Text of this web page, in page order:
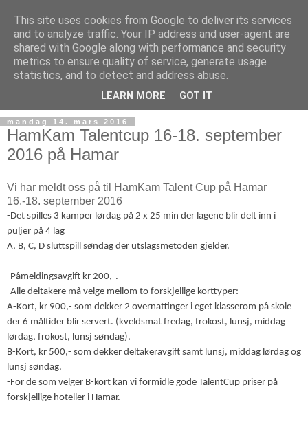
mandag 14. mars 2016
HamKam Talentcup 16-18. september
2016 på Hamar
Vi har meldt oss på til HamKam Talent Cup på Hamar
16.-18. september 2016
-Det spilles 3 kamper lørdag på 2 x 25 min der lagene blir delt inn i
puljer på 4 lag
A, B, C, D sluttspill søndag der utslagsmetoden gjelder.
-Påmeldingsavgift kr 200,-.
-Alle deltakere må velge mellom to forskjellige korttyper:
A-Kort, kr 900,- som dekker 2 overnattinger i eget klasserom på skole
der 6 måltider blir servert. (kveldsmat fredag, frokost, lunsj, middag
lørdag, frokost, lunsj søndag).
B-Kort, kr 500,- som dekker deltakeravgift samt lunsj, middag lørdag og
lunsj søndag.
-For de som velger B-kort kan vi formidle gode TalentCup priser på
forskjellige hoteller i Hamar.
This site uses cookies from Google to deliver its services
and to analyze traffic. Your IP address and user-agent are
shared with Google along with performance and security
metrics to ensure quality of service, generate usage
statistics, and to detect and address abuse.
LEARN MORE GOT IT